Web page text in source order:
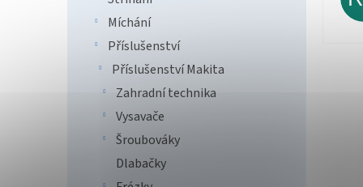
Míchání
Příslušenství
Příslušenství Makita
Zahradní technika
Vysavače
Šroubováky
Dlabačky